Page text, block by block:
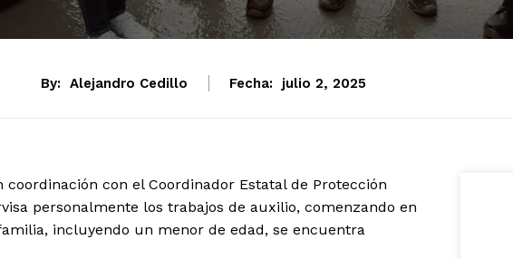
By: Alejandro Cedillo Fecha: julio 2, 2025
con el Coordinador Estatal de Protección
personalmente los trabajos de auxilio, comenzando en
incluyendo un menor de edad, se encuentra